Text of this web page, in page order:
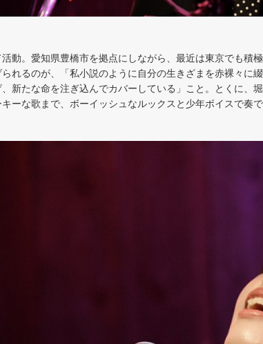
動。愛知県豊橋市を拠点にしながら、最近は東京でも積
れるのが、「私小説のように自分の生きざまを赤裸々に
新たな命を注ぎ込んでカバーしている」こと。とくに、
ーな歌まで、ボーイッシュなルックスと少年ボイスで奏